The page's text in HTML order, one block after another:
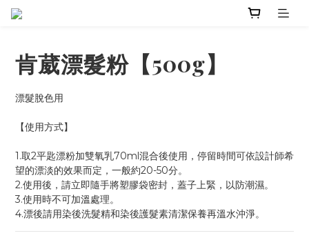
肯葳漂髮粉【500g】
漂髮脫色用
【使用方式】
1.取2平匙漂粉加雙氧乳70ml混合後使用，停留時間可依設計師希
望的漂淡的效果而定，一般約20-50分。
2.使用後，請立即隨手將塑膠袋密封，蓋子上緊，以防潮濕。
3.使用時不可加溫處理。
4.漂後請用染後洗髮精和染後護髮素清潔保養再溫水沖淨。